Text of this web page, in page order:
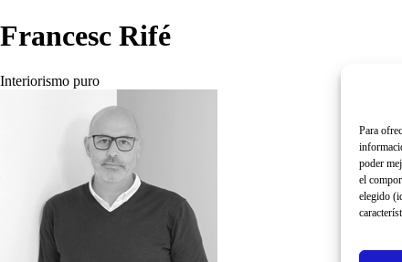
Para
poder
el
elegido
Francesc Rifé
Interiorismo puro